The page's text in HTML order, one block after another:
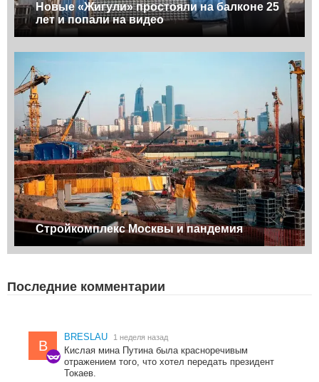
Новые «Жигули» простояли на балконе 25
лет и попали на видео
Стройкомплекс Москвы и пандемия
Последние комментарии
B
BRESLAU 1 неделя назад
Кислая мина Путина была красноречивым
отражением того, что хотел передать президент
Токаев.